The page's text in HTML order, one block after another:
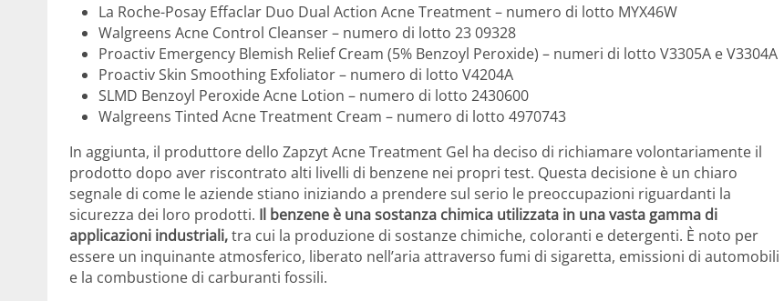
La Roche-Posay Effaclar Duo Dual Action Acne Treatment – numero di lotto MYX46W
Walgreens Acne Control Cleanser – numero di lotto 23 09328
Proactiv Emergency Blemish Relief Cream (5% Benzoyl Peroxide) – numeri di lotto V3305A e V3304A
Proactiv Skin Smoothing Exfoliator – numero di lotto V4204A
SLMD Benzoyl Peroxide Acne Lotion – numero di lotto 2430600
Walgreens Tinted Acne Treatment Cream – numero di lotto 4970743
In aggiunta, il produttore dello Zapzyt Acne Treatment Gel ha deciso di richiamare volontariamente il
prodotto dopo aver riscontrato alti livelli di benzene nei propri test. Questa decisione è un chiaro
segnale di come le aziende stiano iniziando a prendere sul serio le preoccupazioni riguardanti la
sicurezza dei loro prodotti. Il benzene è una sostanza chimica utilizzata in una vasta gamma di
applicazioni industriali,tra cui la produzione di sostanze chimiche, coloranti e detergenti. È noto per
essere un inquinante atmosferico, liberato nell’aria attraverso fumi di sigaretta, emissioni di automobili
e la combustione di carburanti fossili.